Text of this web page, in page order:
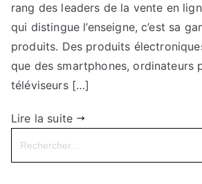
rang des leaders de la vente en
qui distingue l’enseigne, c’est sa
produits. Des produits
que des smartphones, ordinateurs
téléviseurs […]
Lire la suite
Search
for: